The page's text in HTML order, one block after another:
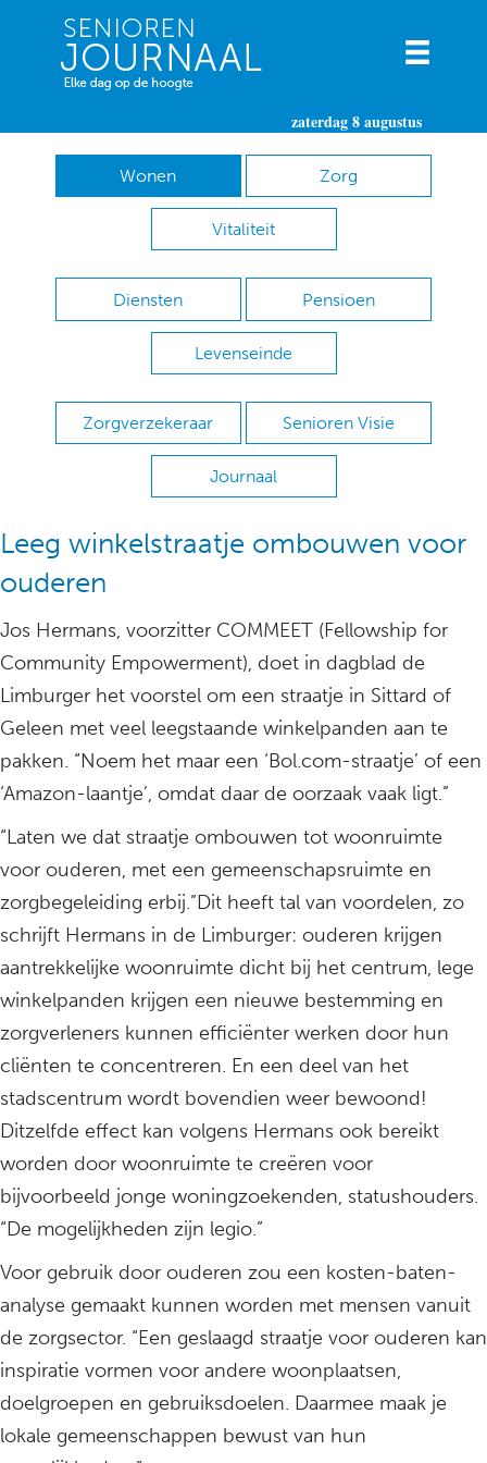
zaterdag 8 augustus
Wonen Zorg
Vitaliteit
Diensten Pensioen
Levenseinde
Zorgverzekeraar Senioren Visie
Journaal
Leeg winkelstraatje ombouwen voor
ouderen
Jos Hermans, voorzitter COMMEET (Fellowship for
Community Empowerment), doet in dagblad de
Limburger het voorstel om een straatje in Sittard of
Geleen met veel leegstaande winkelpanden aan te
pakken. “Noem het maar een ‘Bol.com-straatje’ of een
‘Amazon-laantje’, omdat daar de oorzaak vaak ligt.”
“Laten we dat straatje ombouwen tot woonruimte
voor ouderen, met een gemeenschapsruimte en
zorgbegeleiding erbij.”Dit heeft tal van voordelen, zo
schrijft Hermans in de Limburger: ouderen krijgen
aantrekkelijke woonruimte dicht bij het centrum, lege
winkelpanden krijgen een nieuwe bestemming en
zorgverleners kunnen efficiënter werken door hun
cliënten te concentreren. En een deel van het
stadscentrum wordt bovendien weer bewoond!
Ditzelfde effect kan volgens Hermans ook bereikt
worden door woonruimte te creëren voor
bijvoorbeeld jonge woningzoekenden, statushouders.
“De mogelijkheden zijn legio.”
Voor gebruik door ouderen zou een kosten-baten-
analyse gemaakt kunnen worden met mensen vanuit
de zorgsector. “Een geslaagd straatje voor ouderen kan
inspiratie vormen voor andere woonplaatsen,
doelgroepen en gebruiksdoelen. Daarmee maak je
lokale gemeenschappen bewust van hun